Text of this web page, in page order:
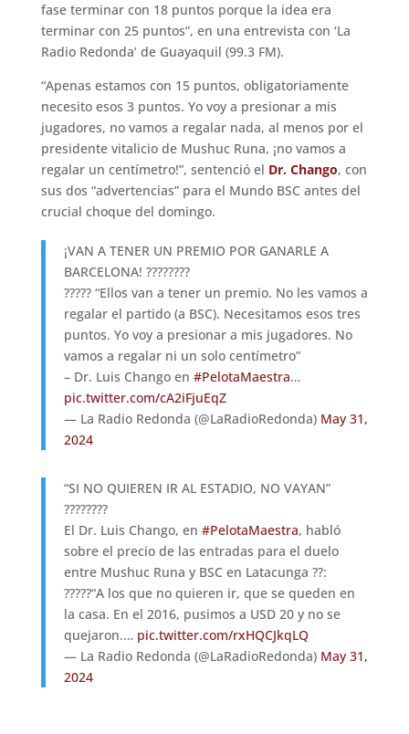
fase terminar con 18 puntos porque la idea era
terminar con 25 puntos”, en una entrevista con ‘La
Radio Redonda’ de Guayaquil (99.3 FM).
“Apenas estamos con 15 puntos, obligatoriamente
necesito esos 3 puntos. Yo voy a presionar a mis
jugadores, no vamos a regalar nada, al menos por el
presidente vitalicio de Mushuc Runa, ¡no vamos a
regalar un centímetro!”, sentenció el Dr. Chango, con
sus dos “advertencias” para el Mundo BSC antes del
crucial choque del domingo.
¡VAN A TENER UN PREMIO POR GANARLE A
BARCELONA! ????????
????? “Ellos van a tener un premio. No les vamos a
regalar el partido (a BSC). Necesitamos esos tres
puntos. Yo voy a presionar a mis jugadores. No
vamos a regalar ni un solo centímetro”
– Dr. Luis Chango en #PelotaMaestra…
pic.twitter.com/cA2iFjuEqZ
— La Radio Redonda (@LaRadioRedonda) May 31,
2024
“SI NO QUIEREN IR AL ESTADIO, NO VAYAN”
????????
El Dr. Luis Chango, en #PelotaMaestra, habló
sobre el precio de las entradas para el duelo
entre Mushuc Runa y BSC en Latacunga ??:
?????“A los que no quieren ir, que se queden en
la casa. En el 2016, pusimos a USD 20 y no se
quejaron.… pic.twitter.com/rxHQCJkqLQ
— La Radio Redonda (@LaRadioRedonda) May 31,
2024